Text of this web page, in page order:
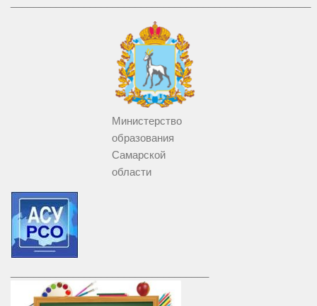
Министерство
образования
Самарской
области